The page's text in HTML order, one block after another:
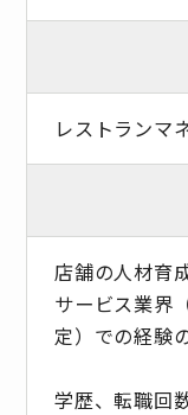
レストランマ
店舗の人材育
サービス業界
定）での経験
学歴、転職回